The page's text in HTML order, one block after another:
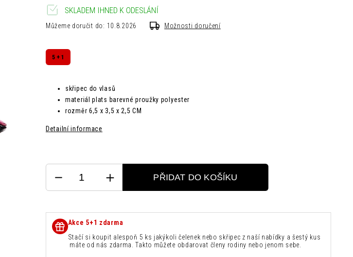
5 + 1
skřipec do vlasů
materiál plats barevné proužky polyester
rozměr 6,5 x 3,5 x 2,5 CM
Detailní informace
SKLADEM IHNED K ODESLÁNÍ
Můžeme doručit do: 10.8.2026 Možnosti doručení
PŘIDAT DO KOŠÍKU
Akce 5+1 zdarma
Stačí si koupit alespoň 5 ks jakýkoli čelenek nebo skřipec z naší nabídky a šestý kus
máte od nás zdarma. Takto můžete obdarovat členy rodiny nebo jenom sebe.